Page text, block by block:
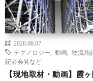
2026.08.07
テクノロジー
動画 物流施
記者会見など
【現地取材・動画】霞